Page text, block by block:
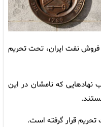
فروش نفت ایران، تحت تحریم
نهادهایی که نامشان در این
قرار گرفته است.